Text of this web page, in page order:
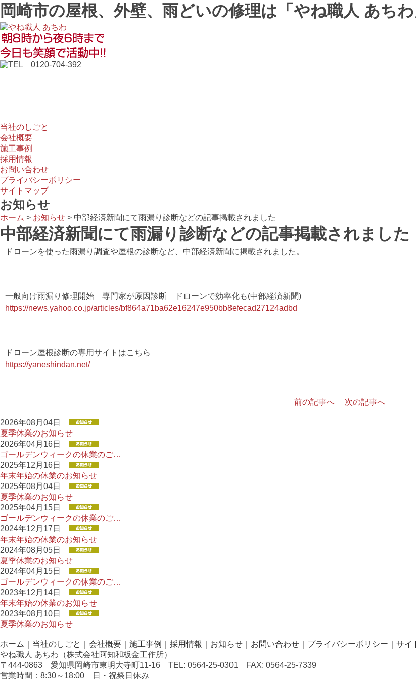
岡崎市の屋根、外壁、雨どいの修理は「やね職人 あち
当社のしごと
会社概要
施工事例
採用情報
お問い合わせ
プライバシーポリシー
サイトマップ
お知らせ
ホーム > お知らせ > 中部経済新聞にて雨漏り診断などの記事掲載されました
中部経済新聞にて雨漏り診断などの記事掲載されました
ドローンを使った雨漏り調査や屋根の診断など、中部経済新聞に掲載されました。
一般向け雨漏り修理開始 専門家が原因診断 ドローンで効率化も(中部経済新聞)
https://news.yahoo.co.jp/articles/bf864a71ba62e16247e950bb8efecad27124adbd
ドローン屋根診断の専用サイトはこちら
https://yaneshindan.net/
前の記事へ 次の記事へ
2026年08月04日
夏季休業のお知らせ
2026年04月16日
ゴールデンウィークの休業のご…
2025年12月16日
年末年始の休業のお知らせ
2025年08月04日
夏季休業のお知らせ
2025年04月15日
ゴールデンウィークの休業のご…
2024年12月17日
年末年始の休業のお知らせ
2024年08月05日
夏季休業のお知らせ
2024年04月15日
ゴールデンウィークの休業のご…
2023年12月14日
年末年始の休業のお知らせ
2023年08月10日
夏季休業のお知らせ
ホーム 当社のしごと 会社概要 施工事例 採用情報 お知らせ お問い合わせ プライバシーポリシー
サイ
やね職人 あちわ（株式会社阿知和板金工作所）
〒444-0863 愛知県岡崎市東明大寺町11-16 TEL: 0564-25-0301 FAX: 0564-25-7339
営業時間：8:30～18:00 日・祝祭日休み